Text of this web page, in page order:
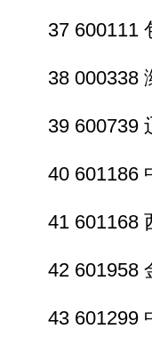
37 600111 包
38 000338 潍
39 600739 辽
40 601186 中
41 601168 西
42 601958 金
43 601299 中